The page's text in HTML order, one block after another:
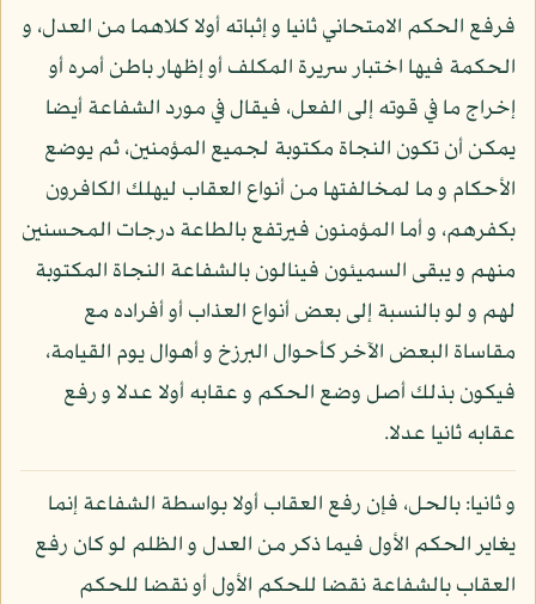
فرفع الحكم الامتحاني ثانيا و إثباته أولا كلاهما من العدل، و
الحكمة فيها اختبار سريرة المكلف أو إظهار باطن أمره أو
إخراج ما في قوته إلى الفعل، فيقال في مورد الشفاعة أيضا
يمكن أن تكون النجاة مكتوبة لجميع المؤمنين، ثم يوضع
الأحكام و ما لمخالفتها من أنواع العقاب ليهلك الكافرون
بكفرهم، و أما المؤمنون فيرتفع بالطاعة درجات المحسنين
منهم و يبقى السميئون فينالون بالشفاعة النجاة المكتوبة
لهم و لو بالنسبة إلى بعض أنواع العذاب أو أفراده مع
مقاساة البعض الآخر كأحوال البرزخ و أهوال يوم القيامة،
فيكون بذلك أصل وضع الحكم و عقابه أولا عدلا و رفع
عقابه ثانيا عدلا.
و ثانيا: بالحل، فإن رفع العقاب أولا بواسطة الشفاعة إنما
يغاير الحكم الأول فيما ذكر من العدل و الظلم لو كان رفع
العقاب بالشفاعة نقضا للحكم الأول أو نقضا للحكم